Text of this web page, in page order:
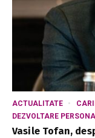
ACTUALITATE
DEZVOLTARE
Vasile Tofan,